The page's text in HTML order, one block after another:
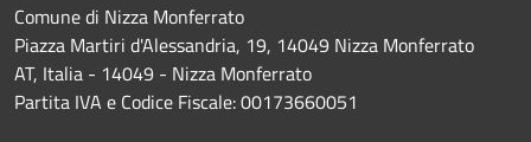
Comune di Nizza Monferrato
Piazza Martiri d'Alessandria, 19, 14049 Nizza Monferrato
AT, Italia - 14049 - Nizza Monferrato
Partita IVA e Codice Fiscale: 00173660051